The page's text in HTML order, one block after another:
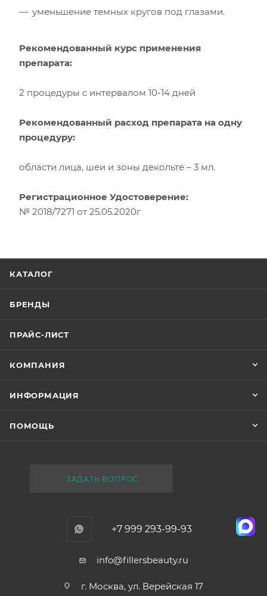
уменьшение темных кругов под глазами.
Рекомендованный курс применения
препарата:
2 процедуры с интервалом 10-14 дней
Рекомендованный расход препарата на одну
процедуру:
области лица, шеи и зоны декольте – 3 мл.
Регистрационное Удостоверение:
№ 2018/7271 от 25.05.2020г
КАТАЛОГ
БРЕНДЫ
ПРАЙС-ЛИСТ
КОМПАНИЯ
ИНФОРМАЦИЯ
ПОМОЩЬ
ЗАДАТЬ ВОПРОС
+7 999 293-99-93
info@fillersbeauty.ru
г. Москва, ул. Верейская 17